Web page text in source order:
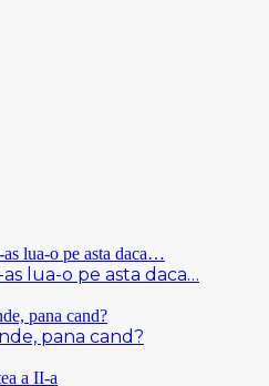
lua-o pe asta daca…
pana cand?